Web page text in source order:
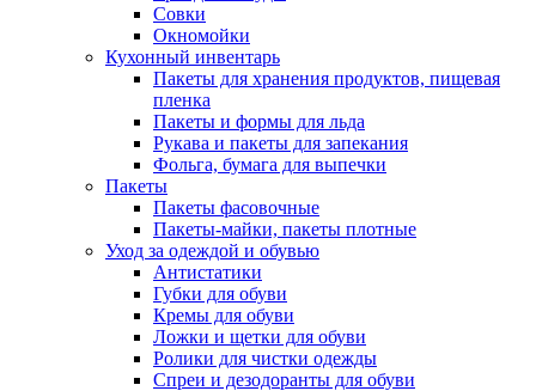
Совки
Окномойки
Кухонный инвентарь
Пакеты для хранения продуктов, пищевая
пленка
Пакеты и формы для льда
Рукава и пакеты для запекания
Фольга, бумага для выпечки
Пакеты
Пакеты фасовочные
Пакеты-майки, пакеты плотные
Уход за одеждой и обувью
Антистатики
Губки для обуви
Кремы для обуви
Ложки и щетки для обуви
Ролики для чистки одежды
Спреи и дезодоранты для обуви